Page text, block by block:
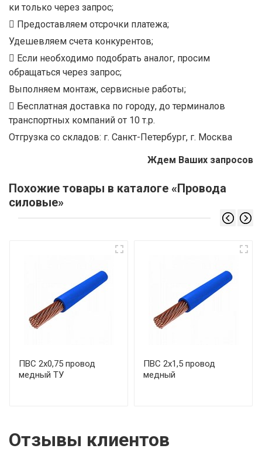
ки только через запрос;
Предоставляем отсрочки платежа;
Удешевляем счета конкурентов;
Если необходимо подобрать аналог, просим
обращаться через запрос;
Выполняем монтаж, сервисные работы;
Бесплатная доставка по городу, до терминалов
транспортных компаний от 10 т.р.
Отгрузка со складов: г. Санкт-Петербург, г. Москва
Ждем Ваших запросов
Похожие товары в каталоге «Провода
силовые»
ПВС 2х0,75 провод
медный ТУ
ПВС 2х1,5 провод
медный
Отзывы клиентов